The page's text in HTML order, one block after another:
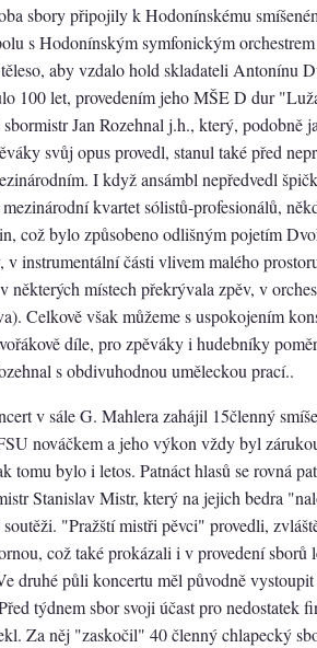
sbory připojily k Hodonínskému
s Hodonínským symfonickým
aby vzdalo hold skladateli Antonínu
100 let, provedením jeho MŠE D dur
Jan Rozehnal j.h., který, podobně
svůj opus provedl, stanul také před
I když ansámbl nepředvedl
kvartet sólistů-profesionálů,
což bylo způsobeno odlišným pojetím
v instrumentální části vlivem malého
některých místech překrývala zpěv, v
Celkově však můžeme s uspokojením
díle, pro zpěváky i hudebníky
s obdivuhodnou uměleckou prací..
v sále G. Mahlera zahájil 15členný
nováčkem a jeho výkon vždy byl
tomu bylo i letos. Patnáct hlasů se rovná
Stanislav Mistr, který na jejich bedra
soutěži. "Pražští mistři pěvci" provedli,
což také prokázali i v provedení sborů
druhé půli koncertu měl původně
týdnem sbor svoji účast pro nedostatek
Za něj "zaskočil" 40 členný chlapecký